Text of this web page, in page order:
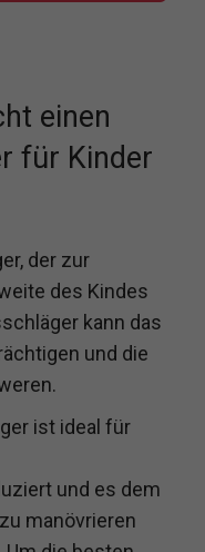
einen
für Kinder
der zur
des Kindes
kann das
und die
ist ideal für
und es dem
manövrieren